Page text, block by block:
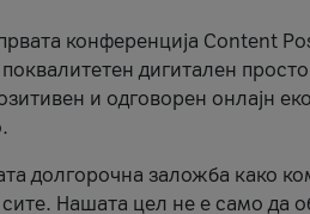
конференција Content
дигитален
и одговорен онлајн
долгорочна заложба како
Нашата цел не е само да